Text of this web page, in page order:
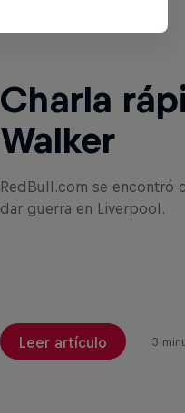
Charla
Walker
RedBull.com se encontró
dar guerra en Liverpool.
Leer artículo 3